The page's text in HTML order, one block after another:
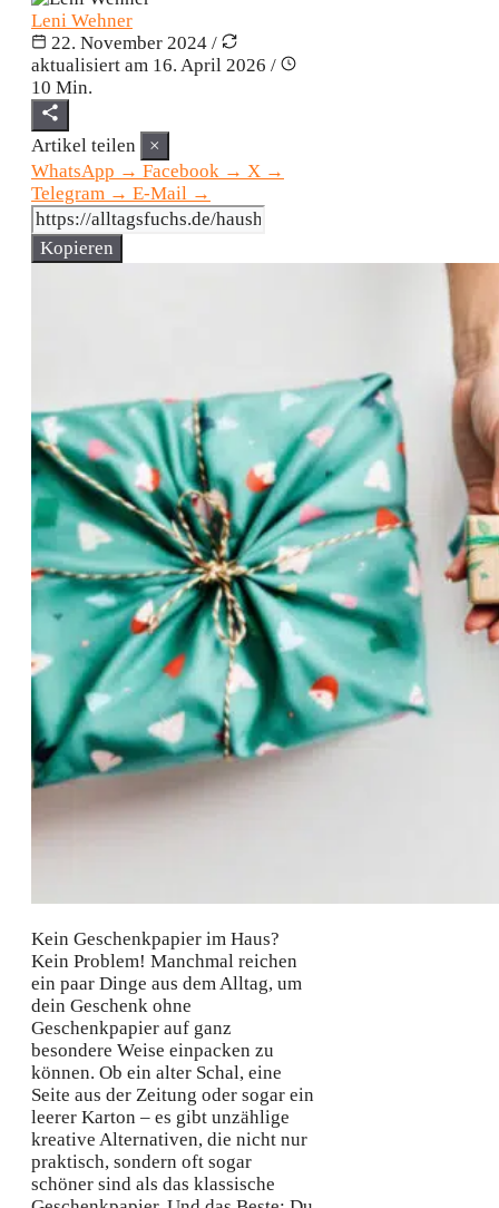
Leni Wehner
22. November 2024 /
aktualisiert am 16. April 2026 /
10 Min.
Artikel teilen
×
WhatsApp → Facebook → X →
Telegram → E-Mail →
Kopieren
Kein Geschenkpapier im Haus?
Kein Problem! Manchmal reichen
ein paar Dinge aus dem Alltag, um
dein Geschenk ohne
Geschenkpapier auf ganz
besondere Weise einpacken zu
können. Ob ein alter Schal, eine
Seite aus der Zeitung oder sogar ein
leerer Karton – es gibt unzählige
kreative Alternativen, die nicht nur
praktisch, sondern oft sogar
schöner sind als das klassische